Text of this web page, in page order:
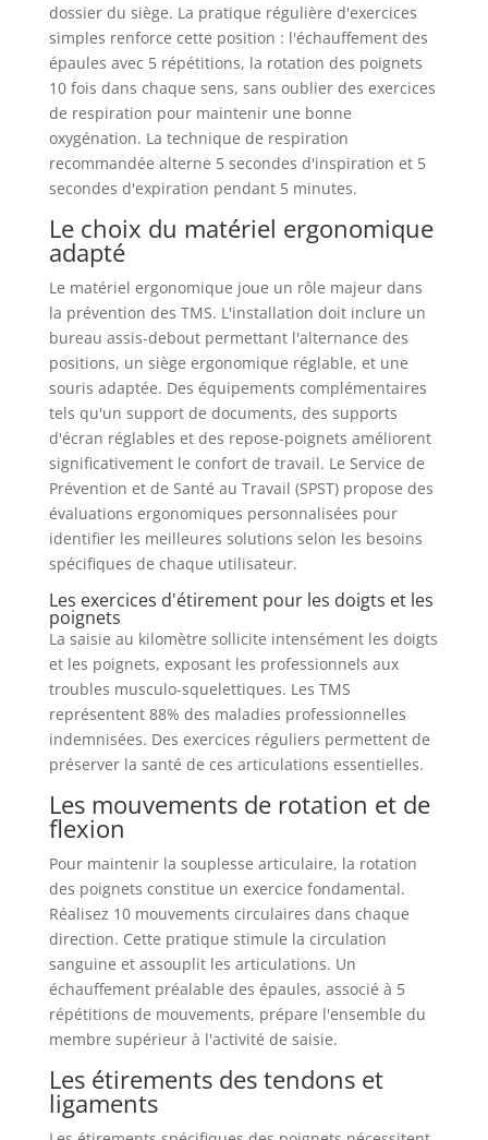
dossier du siège. La pratique régulière d'exercices
simples renforce cette position : l'échauffement des
épaules avec 5 répétitions, la rotation des poignets
10 fois dans chaque sens, sans oublier des exercices
de respiration pour maintenir une bonne
oxygénation. La technique de respiration
recommandée alterne 5 secondes d'inspiration et 5
secondes d'expiration pendant 5 minutes.
Le choix du matériel ergonomique
adapté
Le matériel ergonomique joue un rôle majeur dans
la prévention des TMS. L'installation doit inclure un
bureau assis-debout permettant l'alternance des
positions, un siège ergonomique réglable, et une
souris adaptée. Des équipements complémentaires
tels qu'un support de documents, des supports
d'écran réglables et des repose-poignets améliorent
significativement le confort de travail. Le Service de
Prévention et de Santé au Travail (SPST) propose des
évaluations ergonomiques personnalisées pour
identifier les meilleures solutions selon les besoins
spécifiques de chaque utilisateur.
Les exercices d'étirement pour les doigts et les
poignets
La saisie au kilomètre sollicite intensément les doigts
et les poignets, exposant les professionnels aux
troubles musculo-squelettiques. Les TMS
représentent 88% des maladies professionnelles
indemnisées. Des exercices réguliers permettent de
préserver la santé de ces articulations essentielles.
Les mouvements de rotation et de
flexion
Pour maintenir la souplesse articulaire, la rotation
des poignets constitue un exercice fondamental.
Réalisez 10 mouvements circulaires dans chaque
direction. Cette pratique stimule la circulation
sanguine et assouplit les articulations. Un
échauffement préalable des épaules, associé à 5
répétitions de mouvements, prépare l'ensemble du
membre supérieur à l'activité de saisie.
Les étirements des tendons et
ligaments